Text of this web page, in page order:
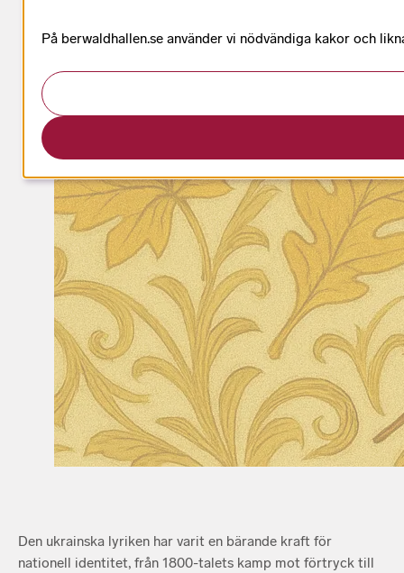
Den ukrainska lyriken har varit en bärande kraft för
nationell identitet, från 1800-talets kamp mot förtryck till
På berwaldhallen.se använder vi nödvändiga kakor och